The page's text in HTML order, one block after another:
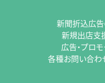
新聞折込広告
新規出店支
広告・プロ
各種お問い合わ